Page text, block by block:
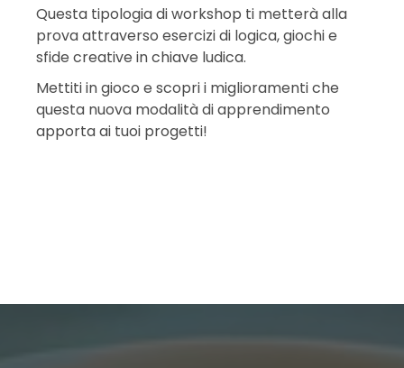
Questa tipologia di workshop ti metterà alla
prova attraverso esercizi di logica, giochi e
sfide creative in chiave ludica.
Mettiti in gioco e scopri i miglioramenti che
questa nuova modalità di apprendimento
apporta ai tuoi progetti!